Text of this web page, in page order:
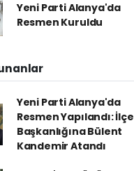
Yeni Parti Alanya'da
Resmen Kuruldu
Yeni Parti Alanya'da
Resmen Yapılandı: İlçe
Başkanlığına Bülent
Kandemir Atandı